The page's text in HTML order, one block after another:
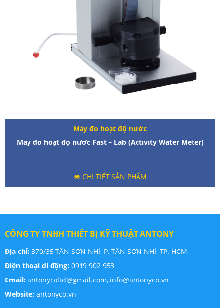
Máy đo hoạt độ nước
Máy đo hoạt độ nước Fast – Lab (Activity Water Meter)
CHI TIẾT SẢN PHẨM
CÔNG TY TNHH THIẾT BỊ KỸ THUẬT ANTONY
Địa chỉ: 370/35 TÂN SƠN NHÌ, P. TÂN SƠN NHÌ, TP. HCM
Điện thoại di động: 0919 902 953
Email: antonycoltd@gmail.com, info@antonyco.vn
Website: antonyco.vn